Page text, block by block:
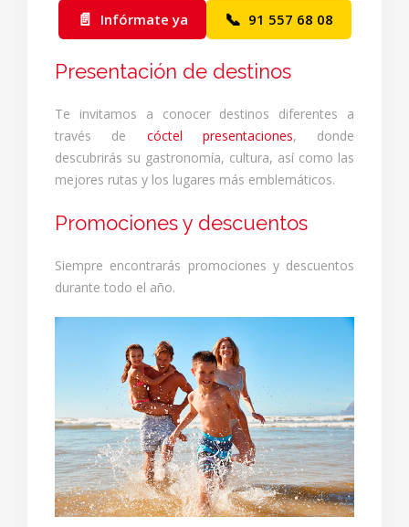
📄 Infórmate ya 📞 91 557 68 08
Presentación de destinos
Te invitamos a conocer destinos diferentes a
través de cóctel presentaciones, donde
descubrirás su gastronomía, cultura, así como las
mejores rutas y los lugares más emblemáticos.
Promociones y descuentos
Siempre encontrarás promociones y descuentos
durante todo el año.